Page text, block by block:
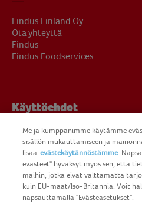
Findus Finland Oy
Ota yhteyttä
Findus
Findus Foodservices
Käyttöehdot
Oikeudelliset ilmoitukset
Yksityisyydensuoja
Evästeiden käyttö
Me ja kumppanimme käytämme
sisällön mukauttamiseen ja
lisää evästekäytännöstämme.
evästeet" hyväksyt myös sen, että
maihin, jotka eivät välttämättä
kuin EU-maat/Iso-Britannia. Voit
napsauttamalla "Evästeasetukset".